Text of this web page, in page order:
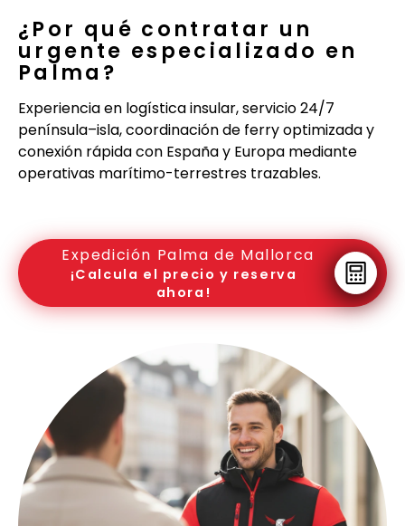
¿Por qué contratar un
urgente especializado en
Palma?
Experiencia en logística insular, servicio 24/7
península–isla, coordinación de ferry optimizada y
conexión rápida con España y Europa mediante
operativas marítimo-terrestres trazables.
Expedición Palma de Mallorca
¡Calcula el precio y reserva
ahora!